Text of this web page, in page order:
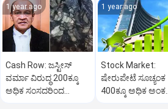
1 year ago
Cash Row: ಜಸ್ಟೀಸ್‌
ವರ್ಮಾ ವಿರುದ್ಧ 200ಕ್ಕೂ
ಅಧಿಕ ಸಂಸದರಿಂದ
1 year ago
Stock Market:
ಷೇರುಪೇಟೆ ಸೂಚ್ಯಂಕ
400ಕ್ಕೂ ಅಧಿಕ ಅಂಕ